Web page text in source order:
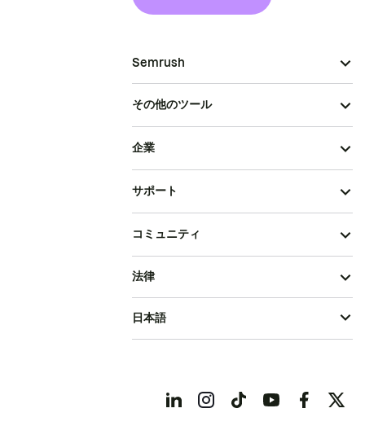
Semrush
その他のツール
企業
サポート
コミュニティ
法律
日本語